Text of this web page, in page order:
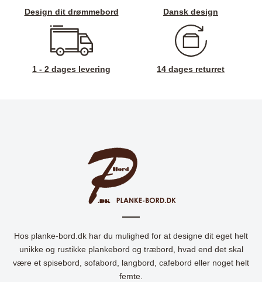
Design dit drømmebord Dansk design
1 - 2 dages levering 14 dages returret
Hos planke-bord.dk har du mulighed for at designe dit eget helt
unikke og rustikke plankebord og træbord, hvad end det skal
være et spisebord, sofabord, langbord, cafebord eller noget helt
femte.